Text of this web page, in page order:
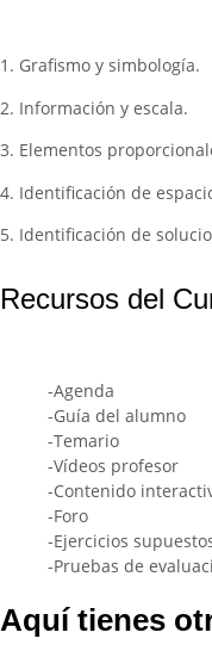
1. Grafismo y simbología.
2. Información y escala.
3. Elementos
4. Identificación de
5. Identificación de
Recursos del
-Agenda
-Guía del alumno
-Temario
-Vídeos profesor
-Contenido
-Foro
-Ejercicios
-Pruebas de
Aquí tienes